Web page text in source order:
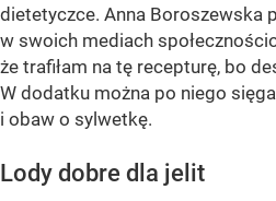
dietetyczce. Anna Boroszewska
w swoich mediach
że trafiłam na tę recepturę, bo
W dodatku można po niego
i obaw o sylwetkę.
Lody dobre dla jelit